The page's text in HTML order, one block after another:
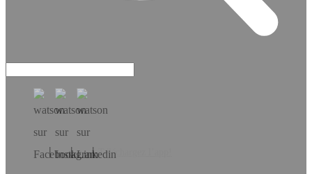
Téléchargez l’app!